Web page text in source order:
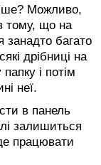
Можливо,
тому, що на
багато
дрібниці на
і потім
неї.
в панель
залишиться
працювати